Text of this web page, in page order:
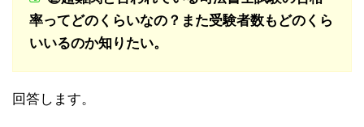
率ってどのくらいなの？また受験者数もどのくら
いいるのか知りたい。
回答します。